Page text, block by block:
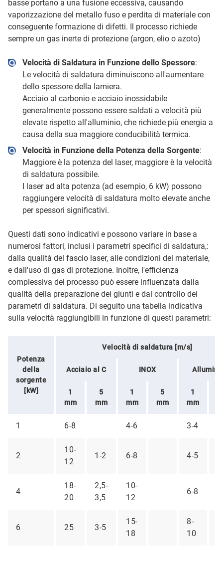
basse portano a una fusione eccessiva, causando
vaporizzazione del metallo fuso e perdita di materiale con
conseguente formazione di difetti. Il processo richiede
sempre un gas inerte di protezione (argon, elio o azoto)
Velocità di Saldatura in Funzione dello Spessore:
Le velocità di saldatura diminuiscono all'aumentare
dello spessore della lamiera.
Acciaio al carbonio e acciaio inossidabile
generalmente possono essere saldati a velocità più
elevate rispetto all'alluminio, che richiede più energia a
causa della sua maggiore conducibilità termica.
Velocità in Funzione della Potenza della Sorgente:
Maggiore è la potenza del laser, maggiore è la velocità
di saldatura possibile.
I laser ad alta potenza (ad esempio, 6 kW) possono
raggiungere velocità di saldatura molto elevate anche
per spessori significativi.
Questi dati sono indicativi e possono variare in base a
numerosi fattori, inclusi i parametri specifici di saldatura,:
dalla qualità del fascio laser, alle condizioni del materiale,
e dall'uso di gas di protezione. Inoltre, l'efficienza
complessiva del processo può essere influenzata dalla
qualità della preparazione dei giunti e dal controllo dei
parametri di saldatura. Di seguito una tabella indicativa
sulla velocità raggiungibili in funzione di questi parametri:
Potenza
della
sorgente
[kW]
Velocità di saldatura [m/s]
Acciaio al C INOX
1
mm
5
mm
1
mm
5
mm
1
mm
1 6-8 4-6 3-4
2
10-
12
1-2 6-8 4-5
4
18-
20
2,5-
3,5
10-
12
6-8
6 25 3-5
15-
18
8-
10